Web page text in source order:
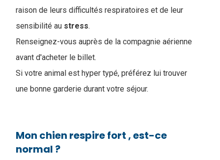
raison de leurs difficultés respiratoires et de leur
sensibilité au stress.
Renseignez-vous auprès de la compagnie aérienne
avant d'acheter le billet.
Si votre animal est hyper typé, préférez lui trouver
une bonne garderie durant votre séjour.
Mon chien respire fort , est-ce
normal ?